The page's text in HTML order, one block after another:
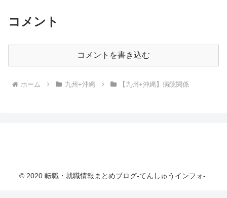
コメント
コメントを書き込む
ホーム 九州+沖縄 【九州+沖縄】病院関係
© 2020 転職・就職情報まとめブログ-てんしゅうインフォ-.